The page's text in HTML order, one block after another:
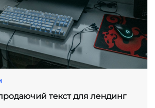
текст для лендинг